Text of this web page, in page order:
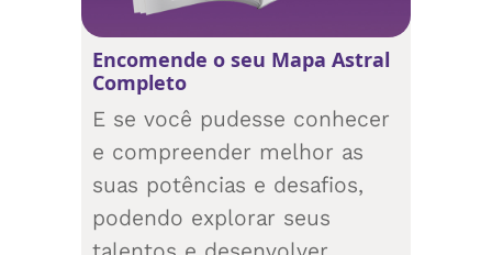
Encomende o seu Mapa Astral
Completo
E se você pudesse conhecer
e compreender melhor as
suas potências e desafios,
podendo explorar seus